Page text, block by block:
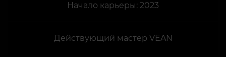
Начало карьеры: 2023
Действующий мастер VEAN